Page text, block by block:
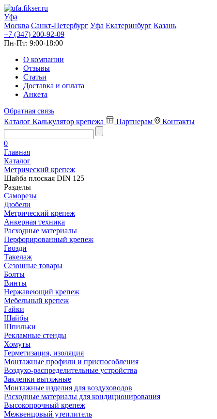
Уфа
Москва Санкт-Петербург Уфа Екатеринбург Казань
+7 (347) 200-92-09
Пн-Пт: 9:00-18:00
О компании
Отзывы
Статьи
Доставка и оплата
Анкета
Обратная связь
Каталог Калькулятор крепежа Партнерам Контакты
0
Главная
Каталог
Метрический крепеж
Шайба плоская DIN 125
Разделы
Саморезы
Дюбели
Метрический крепеж
Анкерная техника
Расходные материалы
Перфорированный крепеж
Гвозди
Такелаж
Сезонные товары
Болты
Винты
Нержавеющий крепеж
Мебельный крепеж
Гайки
Шайбы
Шпильки
Рекламные стенды
Хомуты
Герметизация, изоляция
Монтажные профили и приспособления
Воздухо-распределительные устройства
Заклепки вытяжные
Монтажные изделия для воздуховодов
Расходные материалы для кондиционирования
Высокопрочный крепеж
Межвенцовый утеплитель